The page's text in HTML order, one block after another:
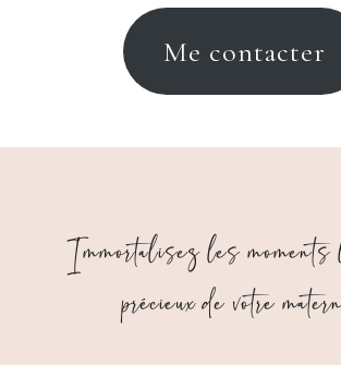
Me contacter
Immortalisez les
précieux de votre